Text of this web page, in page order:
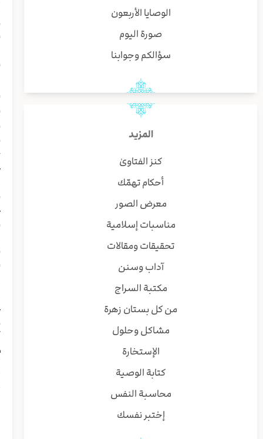
الوصايا الأربعون
صورة اليوم
سؤالكم وجوابنا
المزيد
كنز الفتاوىٰ
أحكام تهمّك
معرض الصور
مناسبات إسلامية
تحقيقات ومقالات
آداب وسنن
مكتبة السراج
من كل بستان زهرة
مشاكل وحلول
الإستخارة
كتابة الوصية
محاسبة النفس
إختبر نفسك